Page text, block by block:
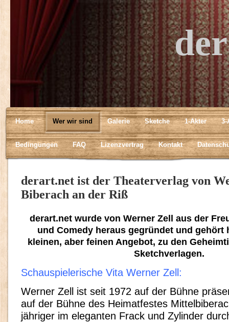
Home Wer wir sind Galerie Sketche 1-Akter 3-
Bedingungen FAQ Lizenzvertrag Kontakt
derart.net ist der Theaterverlag von
Biberach an der Riß
derart.net wurde von Werner Zell aus der
und Comedy heraus gegründet und gehört
kleinen, aber feinen Angebot, zu den
Sketchverlagen.
Schauspielerische Vita Werner Zell:
Werner Zell ist seit 1972 auf der Bühne
auf der Bühne des Heimatfestes
jähriger im eleganten Frack und Zylinder